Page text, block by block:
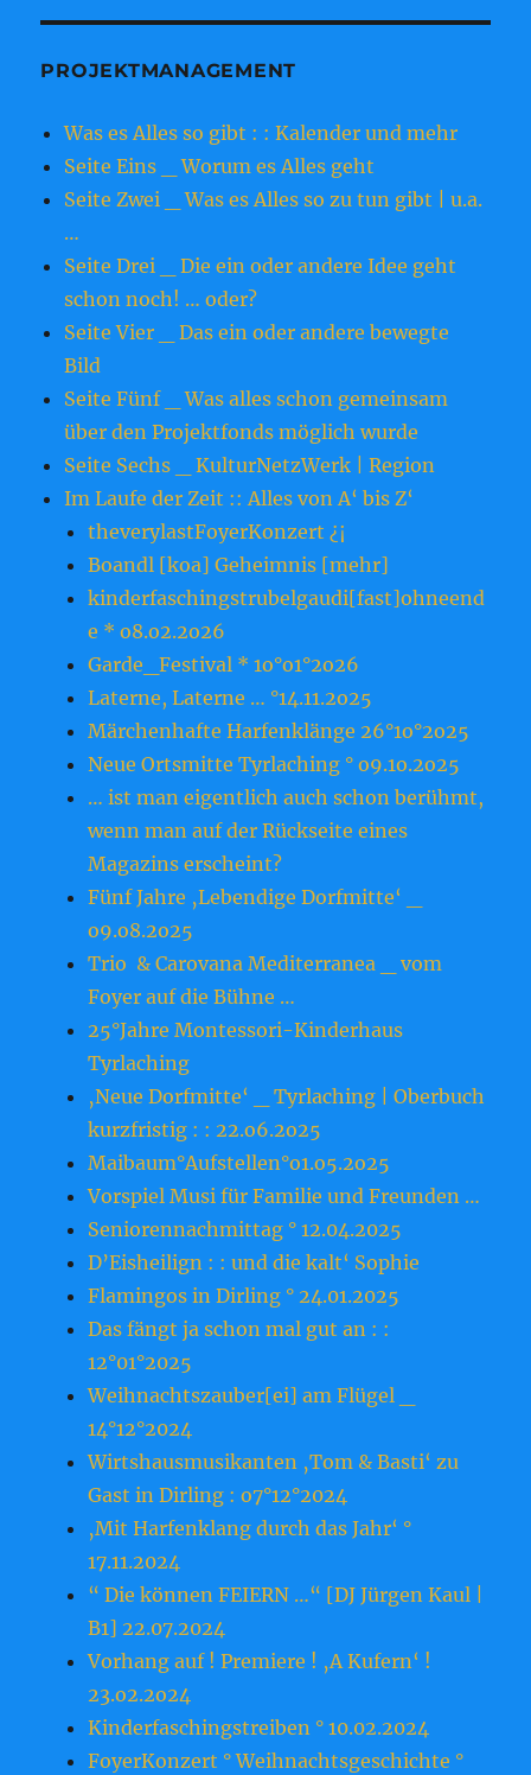
PROJEKTMANAGEMENT
Was es Alles so gibt : : Kalender und mehr
Seite Eins _ Worum es Alles geht
Seite Zwei _ Was es Alles so zu tun gibt | u.a.
…
Seite Drei _ Die ein oder andere Idee geht
schon noch! … oder?
Seite Vier _ Das ein oder andere bewegte
Bild
Seite Fünf _ Was alles schon gemeinsam
über den Projektfonds möglich wurde
Seite Sechs _ KulturNetzWerk | Region
Im Laufe der Zeit :: Alles von A‘ bis Z‘
theverylastFoyerKonzert ¿¡
Boandl [koa] Geheimnis [mehr]
kinderfaschingstrubelgaudi[fast]ohneend
e * o8.o2.2o26
Garde_Festival * 1o°o1°2o26
Laterne, Laterne … °14.11.2o25
Märchenhafte Harfenklänge 26°1o°2o25
Neue Ortsmitte Tyrlaching ° o9.1o.2o25
… ist man eigentlich auch schon berühmt,
wenn man auf der Rückseite eines
Magazins erscheint?
Fünf Jahre ‚Lebendige Dorfmitte‘ _
o9.o8.2o25
Trio & Carovana Mediterranea _ vom
Foyer auf die Bühne …
25°Jahre Montessori-Kinderhaus
Tyrlaching
‚Neue Dorfmitte‘ _ Tyrlaching | Oberbuch
kurzfristig : : 22.o6.2o25
Maibaum°Aufstellen°o1.o5.2o25
Vorspiel Musi für Familie und Freunden …
Seniorennachmittag ° 12.04.2025
D’Eisheilign : : und die kalt‘ Sophie
Flamingos in Dirling ° 24.01.2025
Das fängt ja schon mal gut an : :
12°01°2025
Weihnachtszauber[ei] am Flügel _
14°12°2024
Wirtshausmusikanten ‚Tom & Basti‘ zu
Gast in Dirling : o7°12°2024
‚Mit Harfenklang durch das Jahr‘ °
17.11.2024
“ Die können FEIERN …“ [DJ Jürgen Kaul |
B1] 22.07.2024
Vorhang auf ! Premiere ! ‚A Kufern‘ !
23.o2.2o24
Kinderfaschingstreiben ° 10.02.2024
FoyerKonzert ° Weihnachtsgeschichte °